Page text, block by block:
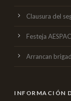
Clausura del
Festeja
Arrancan
INFORMACIÓN